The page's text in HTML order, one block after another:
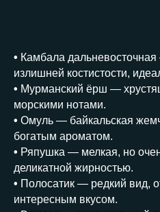
• Камбала
излишней костистости,
• Мурманский ёрш —
морскими нотами.
• Омуль — байкальская
богатым ароматом.
• Ряпушка — мелкая, но
деликатной жирностью.
• Полосатик — редкий вид,
интересным вкусом.